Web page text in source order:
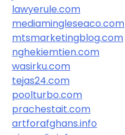
lawyerule.com
mediamingleseaco.com
mtsmarketingblog.com
nghekiemtien.com
wasirku.com
tejas24.com
poolturbo.com
prachestait.com
artforafghans.info